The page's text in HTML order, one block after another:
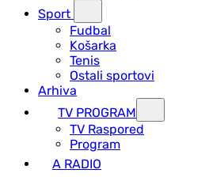
Sport
Fudbal
Košarka
Tenis
Ostali sportovi
Arhiva
TV PROGRAM
ТV Raspored
Program
A RADIO